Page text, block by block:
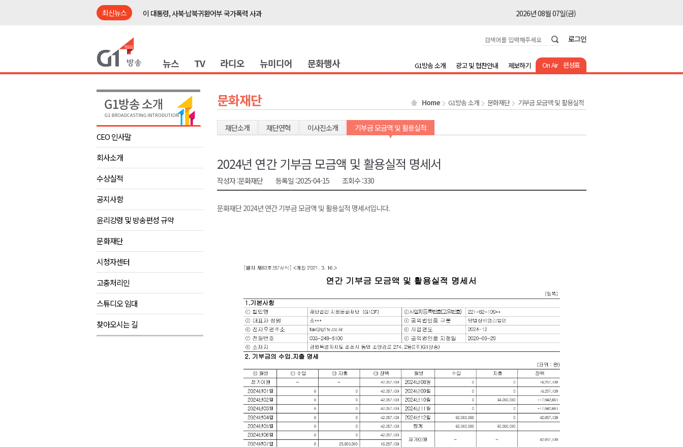
최신뉴스
이 대통령, 사북·납북귀환어부 국가폭력 사과
2026년 08월 07일(금)
2026년 08월 07일(금)
이광재 국회 예결위원장, 강릉시 초청 특별 강연
2026년 08월 07일(금)
육동한 시장, 국제스케이트장 춘천 유치 건의
영월군, 국·도비 확보 보고회 개최
2026년 08월 07일(금)
삼척 공공산후조리원 이전 시급
도-시군 첫 간담회..우상호 "하나된 공동체"
이 대통령, 사북·납북귀환어부 국가폭력 사과
여름축제 더위와 전쟁..물놀이 접목
2026년 08월 07일(금)
강원도, 최휘영 문체부장관과 정책간담회
이광재 국회 예결위원장, 강릉시 초청 특별 강연
영월군, 국·도비 확보 보고회 개최
2026년 08월 07일(금)
강원자치도교육청 교감급 이상 387명 인사
2026년 08월 07일(금)
로그인
뉴스 TV 라디오 뉴미디어 문화행사 On Air 편성표
G1방송 소개 광고 및 협찬안내 제보하기
CEO 인사말
회사소개
수상실적
공지사항
윤리강령 및 방송편성 규약
문화재단
시청자센터
고충처리인
스튜디오 임대
찾아오시는 길
문화재단 Home G1방송 소개 문화재단 기부금 모금액 및 활용실적
재단소개 재단연혁 이사진소개 기부금 모금액 및 활용실적
2024년 연간 기부금 모금액 및 활용실적 명세서
작성자 :문화재단 등록일 :2025-04-15 조회수 :330
문화재단 2024년 연간 기부금 모금액 및 활용실적 명세서입니다.